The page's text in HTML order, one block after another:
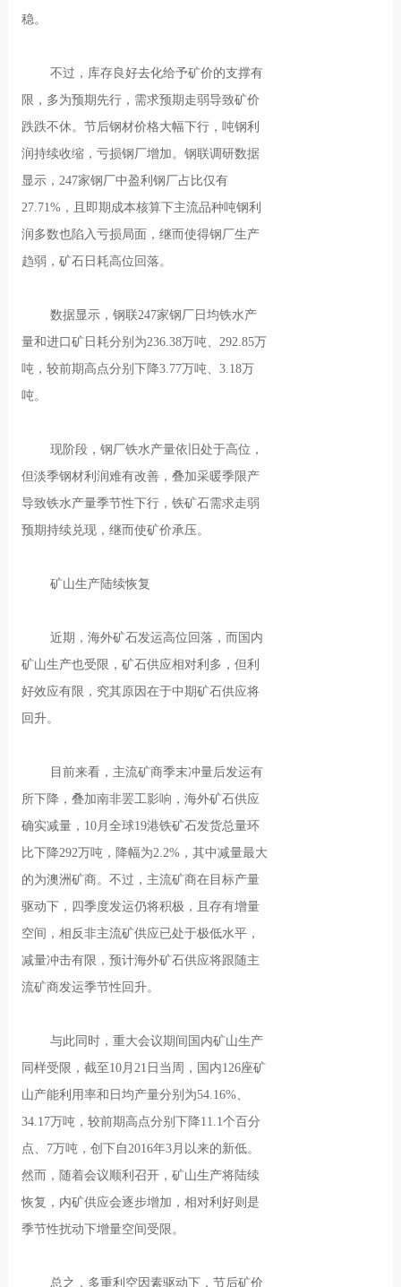
稳。
不过，库存良好去化给予矿价的支撑有
限，多为预期先行，需求预期走弱导致矿价
跌跌不休。节后钢材价格大幅下行，吨钢利
润持续收缩，亏损钢厂增加。钢联调研数据
显示，247家钢厂中盈利钢厂占比仅有
27.71%，且即期成本核算下主流品种吨钢利
润多数也陷入亏损局面，继而使得钢厂生产
趋弱，矿石日耗高位回落。
数据显示，钢联247家钢厂日均铁水产
量和进口矿日耗分别为236.38万吨、292.85万
吨，较前期高点分别下降3.77万吨、3.18万
吨。
现阶段，钢厂铁水产量依旧处于高位，
但淡季钢材利润难有改善，叠加采暖季限产
导致铁水产量季节性下行，铁矿石需求走弱
预期持续兑现，继而使矿价承压。
矿山生产陆续恢复
近期，海外矿石发运高位回落，而国内
矿山生产也受限，矿石供应相对利多，但利
好效应有限，究其原因在于中期矿石供应将
回升。
目前来看，主流矿商季末冲量后发运有
所下降，叠加南非罢工影响，海外矿石供应
确实减量，10月全球19港铁矿石发货总量环
比下降292万吨，降幅为2.2%，其中减量最大
的为澳洲矿商。不过，主流矿商在目标产量
驱动下，四季度发运仍将积极，且存有增量
空间，相反非主流矿供应已处于极低水平，
减量冲击有限，预计海外矿石供应将跟随主
流矿商发运季节性回升。
与此同时，重大会议期间国内矿山生产
同样受限，截至10月21日当周，国内126座矿
山产能利用率和日均产量分别为54.16%、
34.17万吨，较前期高点分别下降11.1个百分
点、7万吨，创下自2016年3月以来的新低。
然而，随着会议顺利召开，矿山生产将陆续
恢复，内矿供应会逐步增加，相对利好则是
季节性扰动下增量空间受限。
总之，多重利空因素驱动下，节后矿价